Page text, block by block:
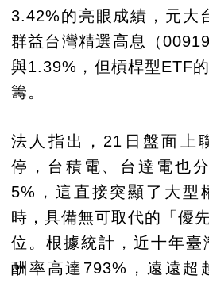
3.42%的亮眼成績，元大
群益台灣精選高息（
與1.39%，但槓桿型ETF
籌。
法人指出，21日盤面上
停，台積電、台達電也
5%，這直接突顯了大型
時，具備無可取代的「優
位。根據統計，近十年臺
酬率高達793%，遠遠超